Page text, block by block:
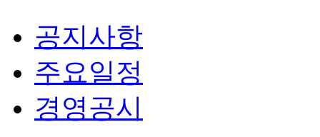
공지사항
주요일정
경영공시